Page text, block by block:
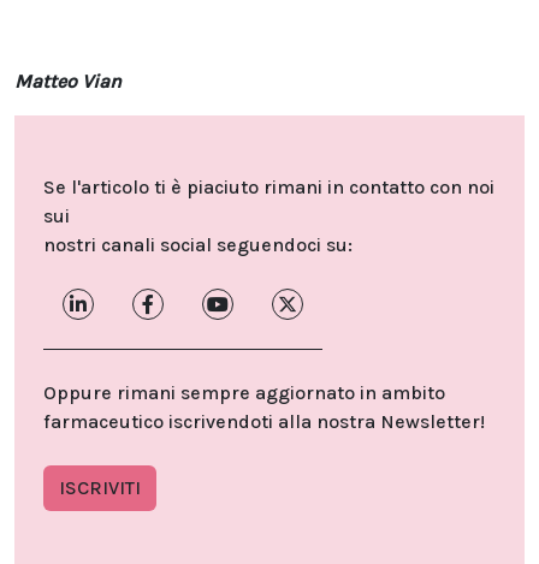
Matteo Vian
Se l'articolo ti è piaciuto rimani in contatto con noi
sui
nostri canali social seguendoci su:
Oppure rimani sempre aggiornato in ambito
farmaceutico iscrivendoti alla nostra Newsletter!
ISCRIVITI